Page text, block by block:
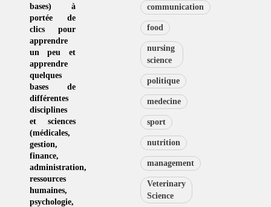
bases) à
portée de
clics pour
apprendre
un peu et
apprendre
quelques
bases de
différentes
disciplines
et sciences
(médicales,
gestion,
finance,
administration,
ressources
humaines,
psychologie,
communication
food
nursing
science
politique
medecine
sport
nutrition
management
Veterinary
Science